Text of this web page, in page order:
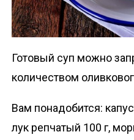
Готовый суп можно
количеством
Вам понадобится:
лук репчатый 100 г,